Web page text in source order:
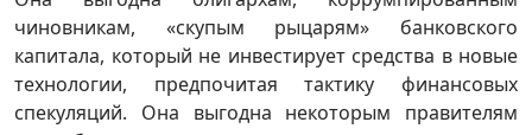
чиновникам, «скупым рыцарям» банковского
капитала, который не инвестирует средства в новые
технологии, предпочитая тактику финансовых
спекуляций. Она выгодна некоторым правителям